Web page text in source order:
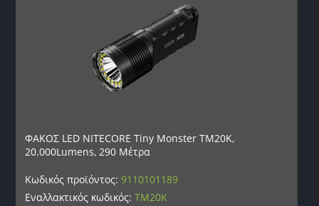
ΦΑΚΟΣ LED NITECORE Tiny Monster TM20K,
20.000Lumens, 290 Μέτρα
Κωδικός προϊόντος:9110101189
Εναλλακτικός κωδικός:TM20K